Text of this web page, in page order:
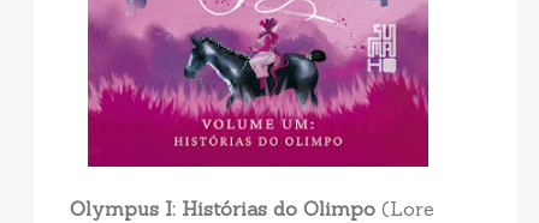
Olympus I: Histórias do Olimpo(Lore